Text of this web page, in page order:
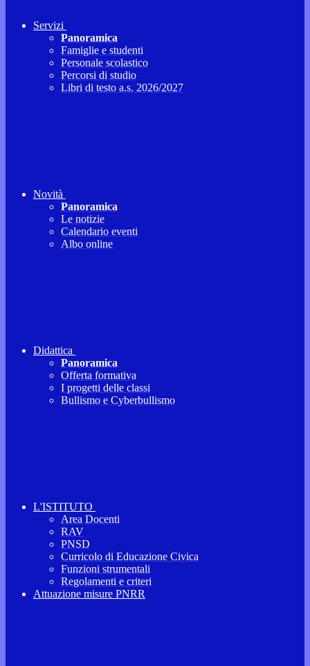
Servizi
Panoramica
Famiglie e studenti
Personale scolastico
Percorsi di studio
Libri di testo a.s. 2026/2027
Novità
Panoramica
Le notizie
Calendario eventi
Albo online
Didattica
Panoramica
Offerta formativa
I progetti delle classi
Bullismo e Cyberbullismo
L'ISTITUTO
Area Docenti
RAV
PNSD
Curricolo di Educazione Civica
Funzioni strumentali
Regolamenti e criteri
Attuazione misure PNRR